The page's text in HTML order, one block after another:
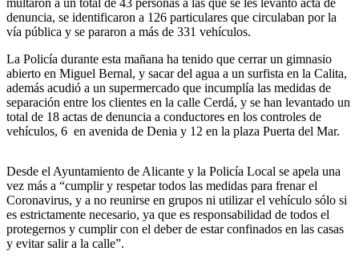
denuncia, se identificaron a 126 particulares que circulaban por la
vía pública y se pararon a más de 331 vehículos.
La Policía durante esta mañana ha tenido que cerrar un gimnasio
abierto en Miguel Bernal, y sacar del agua a un surfista en la Calita,
además acudió a un supermercado que incumplía las medidas de
separación entre los clientes en la calle Cerdá, y se han levantado un
total de 18 actas de denuncia a conductores en los controles de
vehículos, 6 en avenida de Denia y 12 en la plaza Puerta del Mar.
Desde el Ayuntamiento de Alicante y la Policía Local se apela una
vez más a “cumplir y respetar todos las medidas para frenar el
Coronavirus, y a no reunirse en grupos ni utilizar el vehículo sólo si
es estrictamente necesario, ya que es responsabilidad de todos el
protegernos y cumplir con el deber de estar confinados en las casas
y evitar salir a la calle”.